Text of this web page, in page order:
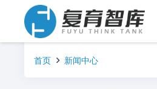
首页 新闻中心